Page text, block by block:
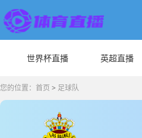
世界杯直播 英超直播
您的位置： 首页 > 足球队